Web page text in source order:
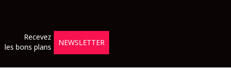
Recevez
les bons plans
NEWSLETTER